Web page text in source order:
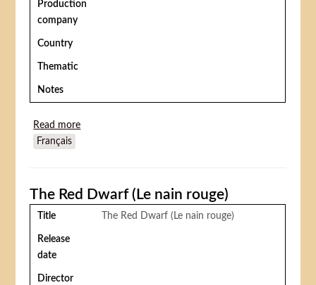
Production
company
Country
Thematic
Notes
Read more
Français
The Red Dwarf (Le nain rouge)
Title The Red Dwarf (Le nain rouge)
Release
date
Director